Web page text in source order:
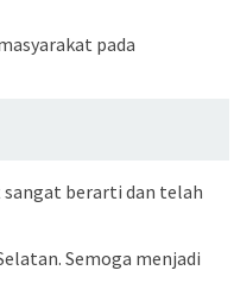
pada
sangat berarti dan telah
Semoga menjadi